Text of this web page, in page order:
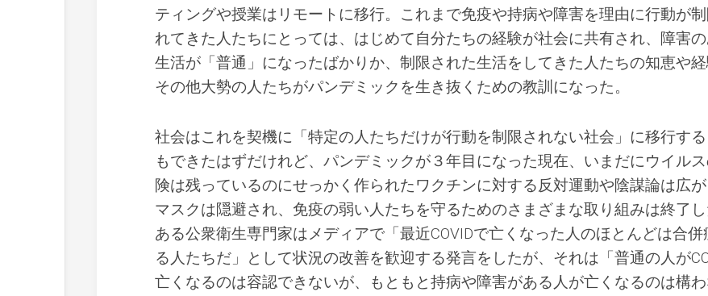
ティングや授業はリモートに移行。これまで免疫や持病や障害を理由に行動が制
れてきた人たちにとっては、はじめて自分たちの経験が社会に共有され、障害
生活が「普通」になったばかりか、制限された生活をしてきた人たちの知恵や
その他大勢の人たちがパンデミックを生き抜くための教訓になった。
社会はこれを契機に「特定の人たちだけが行動を制限されない社会」に移行する
もできたはずだけれど、パンデミックが３年目になった現在、いまだにウイル
険は残っているのにせっかく作られたワクチンに対する反対運動や陰謀論は広が
マスクは隠避され、免疫の弱い人たちを守るためのさまざまな取り組みは終了し
ある公衆衛生専門家はメディアで「最近COVIDで亡くなった人のほとんどは合併
る人たちだ」として状況の改善を歓迎する発言をしたが、それは「普通の人が
亡くなるのは容認できないが、もともと持病や障害がある人が亡くなるのは構